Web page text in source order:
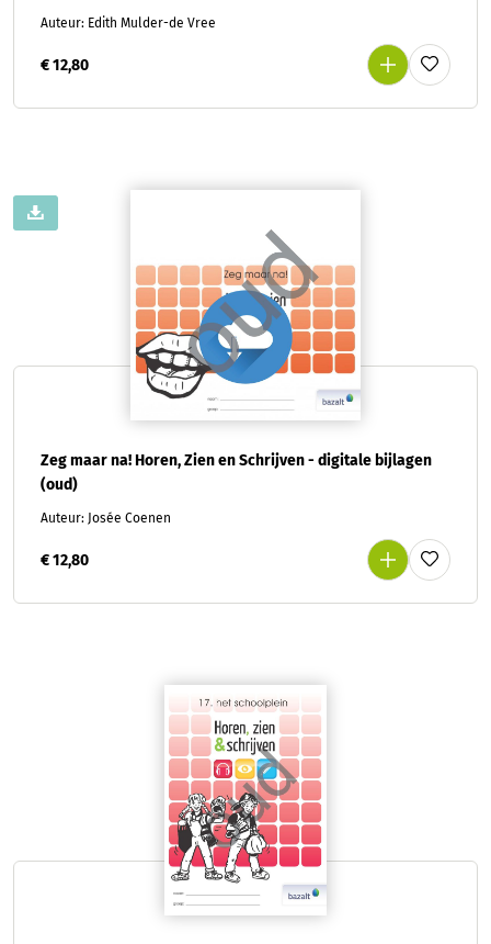
Auteur: Edith Mulder-de Vree
€ 12,80
Zeg maar na! Horen, Zien en Schrijven - digitale bijlagen
(oud)
Auteur: Josée Coenen
€ 12,80